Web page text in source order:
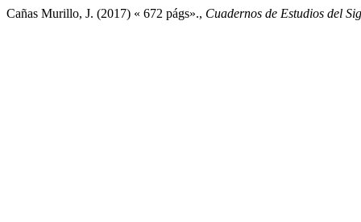
Cañas Murillo, J. (2017) « 672 págs»., Cuadernos de Estudios del